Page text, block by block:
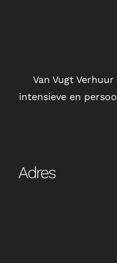
Van Vugt
intensieve en
Adres